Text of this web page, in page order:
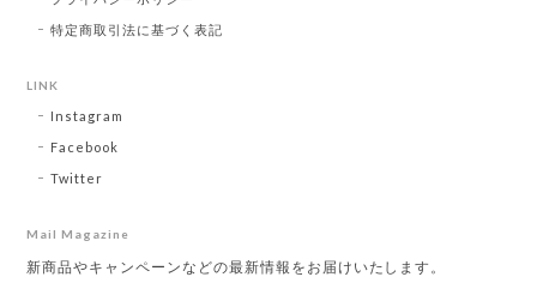
特定商取引法に基づく表記
LINK
Instagram
Facebook
Twitter
Mail Magazine
新商品やキャンペーンなどの最新情報をお届けいたします。